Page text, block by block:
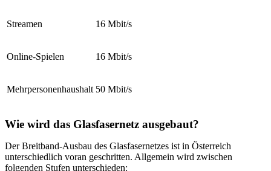
Streamen 16 Mbit/s
Online-Spielen 16 Mbit/s
Mehrpersonenhaushalt 50 Mbit/s
Wie wird das Glasfasernetz ausgebaut?
Der Breitband-Ausbau des Glasfasernetzes ist in Österreich
unterschiedlich voran geschritten. Allgemein wird zwischen
folgenden Stufen unterschieden: